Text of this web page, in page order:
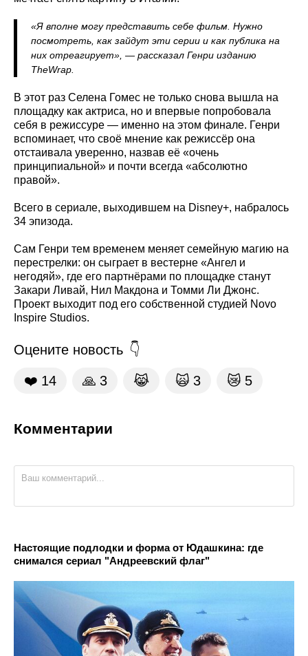
«Я вполне могу представить себе фильм. Нужно
посмотреть, как зайдут эти серии и как публика на
них отреагирует», — рассказал Генри изданию
TheWrap.
В этот раз Селена Гомес не только снова вышла на
площадку как актриса, но и впервые попробовала
себя в режиссуре — именно на этом финале. Генри
вспоминает, что своё мнение как режиссёр она
отстаивала уверенно, назвав её «очень
принципиальной» и почти всегда «абсолютно
правой».
Всего в сериале, выходившем на Disney+, набралось
34 эпизода.
Сам Генри тем временем меняет семейную магию на
перестрелки: он сыграет в вестерне «Ангел и
негодяй», где его партнёрами по площадке станут
Закари Ливай, Нил Макдона и Томми Ли Джонс.
Проект выходит под его собственной студией Novo
Inspire Studios.
Оцените новость
❤️ 14 🙏 3 😹 🙀 3 😿 5
Комментарии
Настоящие подлодки и форма от Юдашкина: где
снимался сериал "Андреевский флаг"